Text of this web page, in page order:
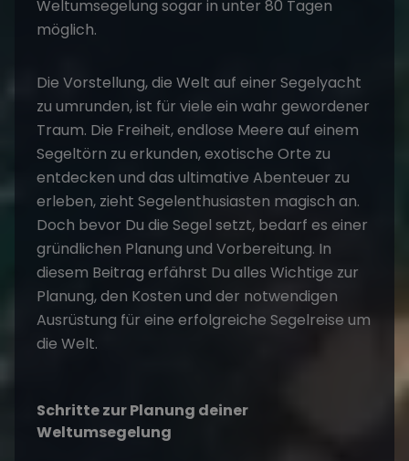
Weltumsegelung sogar in unter 80 Tagen
möglich.
Die Vorstellung, die Welt auf einer Segelyacht
zu umrunden, ist für viele ein wahr gewordener
Traum. Die Freiheit, endlose Meere auf einem
Segeltörn zu erkunden, exotische Orte zu
entdecken und das ultimative Abenteuer zu
erleben, zieht Segelenthusiasten magisch an.
Doch bevor Du die Segel setzt, bedarf es einer
gründlichen Planung und Vorbereitung. In
diesem Beitrag erfährst Du alles Wichtige zur
Planung, den Kosten und der notwendigen
Ausrüstung für eine erfolgreiche Segelreise um
die Welt.
Schritte zur Planung deiner
Weltumsegelung